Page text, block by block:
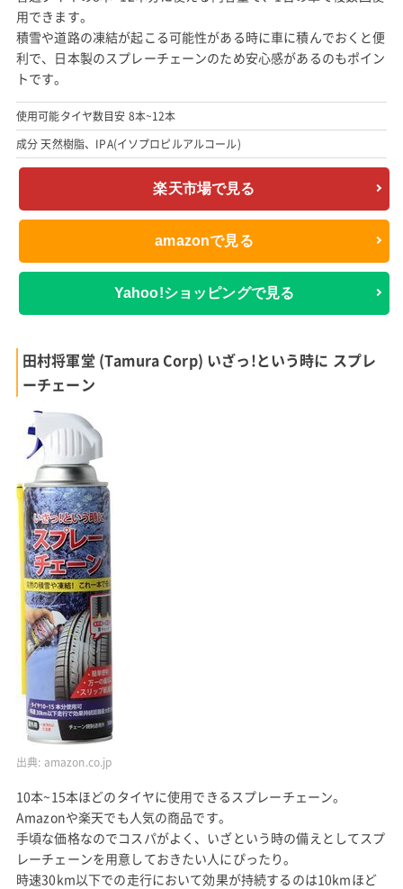
用できます。
積雪や道路の凍結が起こる可能性がある時に車に積んでおくと便
利で、日本製のスプレーチェーンのため安心感があるのもポイン
トです。
使用可能タイヤ数目安 8本~12本
成分 天然樹脂、IPA(イソプロピルアルコール)
楽天市場で見る
amazonで見る
Yahoo!ショッピングで見る
田村将軍堂 (Tamura Corp) いざっ!という時に スプレ
ーチェーン
出典: amazon.co.jp
10本~15本ほどのタイヤに使用できるスプレーチェーン。
Amazonや楽天でも人気の商品です。
手頃な価格なのでコスパがよく、いざという時の備えとしてスプ
レーチェーンを用意しておきたい人にぴったり。
時速30km以下での走行において効果が持続するのは10kmほど